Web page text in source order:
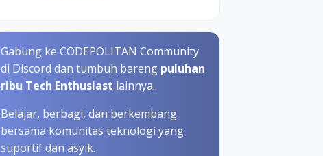
Gabung ke CODEPOLITAN Community
di Discord dan tumbuh bareng puluhan
ribu Tech Enthusiast lainnya.
Belajar, berbagi, dan berkembang
bersama komunitas teknologi yang
suportif dan asyik.